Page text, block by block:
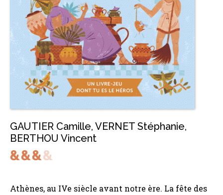
GAUTIER Camille, VERNET Stéphanie,
BERTHOU Vincent
Athènes, au IVe siècle avant notre ère. La fête des